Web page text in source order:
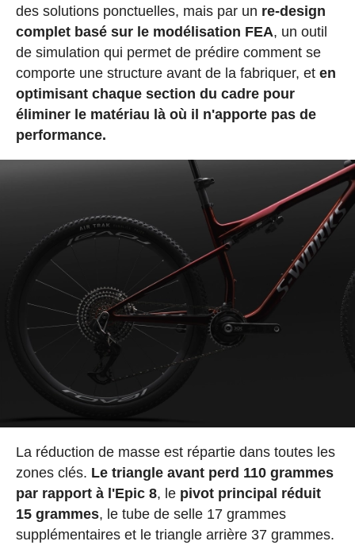
des solutions ponctuelles, mais par un re-design
complet basé sur le modélisation FEA, un outil
de simulation qui permet de prédire comment se
comporte une structure avant de la fabriquer, et en
optimisant chaque section du cadre pour
éliminer le matériau là où il n'apporte pas de
performance.
La réduction de masse est répartie dans toutes les
zones clés. Le triangle avant perd 110 grammes
par rapport à l'Epic 8, lepivot principal réduit
15 grammes, le tube de selle 17 grammes
supplémentaires et le triangle arrière 37 grammes.